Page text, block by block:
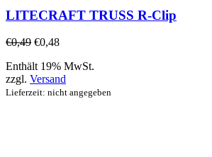
LITECRAFT TRUSS R-Clip
€0,49 €0,48
Enthält 19% MwSt.
zzgl. Versand
Lieferzeit: nicht angegeben